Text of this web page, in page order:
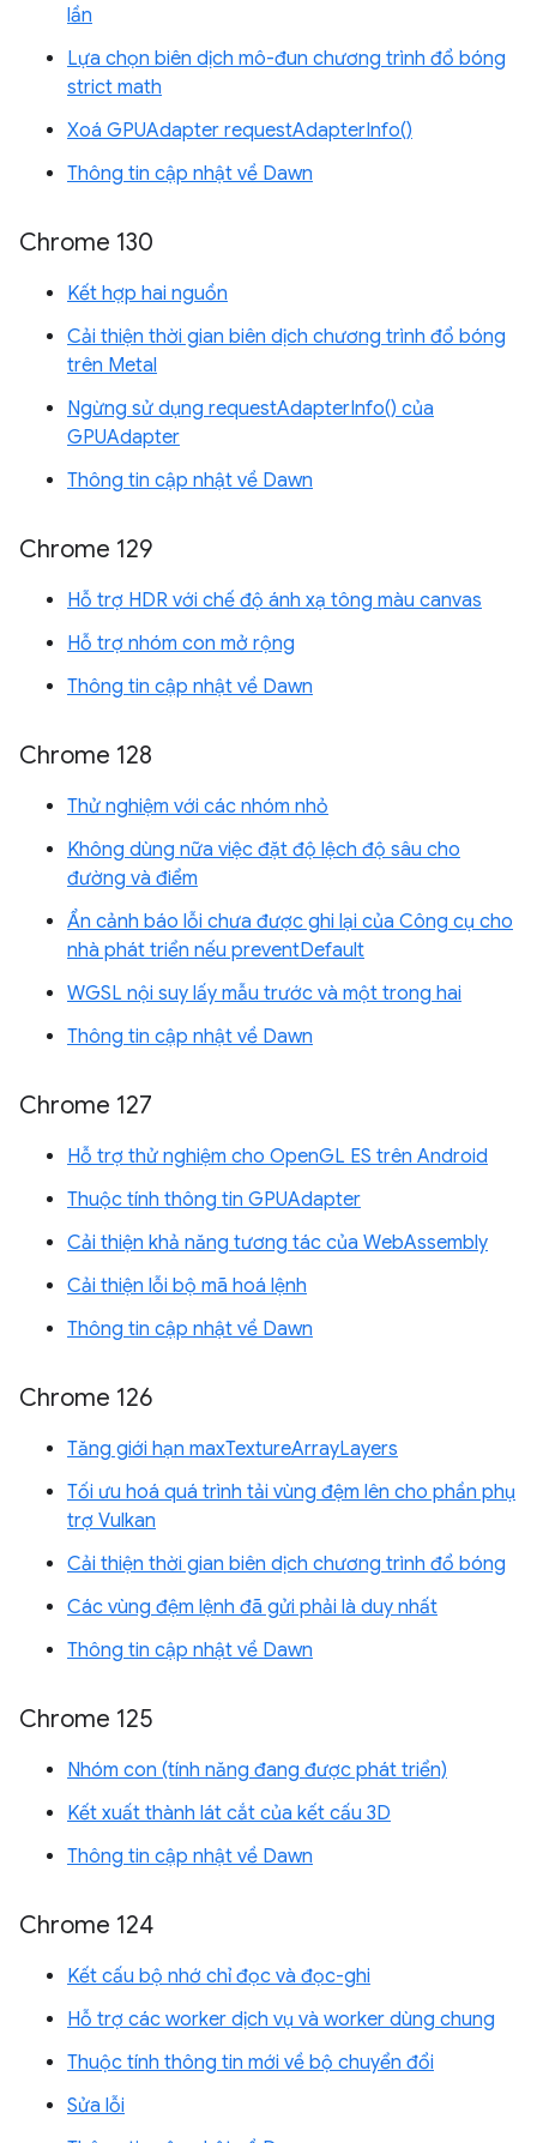
lần
Lựa chọn biên dịch mô-đun chương trình đổ bóng
strict math
Xoá GPUAdapter requestAdapterInfo()
Thông tin cập nhật về Dawn
Chrome 130
Kết hợp hai nguồn
Cải thiện thời gian biên dịch chương trình đổ bóng
trên Metal
Ngừng sử dụng requestAdapterInfo() của
GPUAdapter
Thông tin cập nhật về Dawn
Chrome 129
Hỗ trợ HDR với chế độ ánh xạ tông màu canvas
Hỗ trợ nhóm con mở rộng
Thông tin cập nhật về Dawn
Chrome 128
Thử nghiệm với các nhóm nhỏ
Không dùng nữa việc đặt độ lệch độ sâu cho
đường và điểm
Ẩn cảnh báo lỗi chưa được ghi lại của Công cụ cho
nhà phát triển nếu preventDefault
WGSL nội suy lấy mẫu trước và một trong hai
Thông tin cập nhật về Dawn
Chrome 127
Hỗ trợ thử nghiệm cho OpenGL ES trên Android
Thuộc tính thông tin GPUAdapter
Cải thiện khả năng tương tác của WebAssembly
Cải thiện lỗi bộ mã hoá lệnh
Thông tin cập nhật về Dawn
Chrome 126
Tăng giới hạn maxTextureArrayLayers
Tối ưu hoá quá trình tải vùng đệm lên cho phần phụ
trợ Vulkan
Cải thiện thời gian biên dịch chương trình đổ bóng
Các vùng đệm lệnh đã gửi phải là duy nhất
Thông tin cập nhật về Dawn
Chrome 125
Nhóm con (tính năng đang được phát triển)
Kết xuất thành lát cắt của kết cấu 3D
Thông tin cập nhật về Dawn
Chrome 124
Kết cấu bộ nhớ chỉ đọc và đọc-ghi
Hỗ trợ các worker dịch vụ và worker dùng chung
Thuộc tính thông tin mới về bộ chuyển đổi
Sửa lỗi